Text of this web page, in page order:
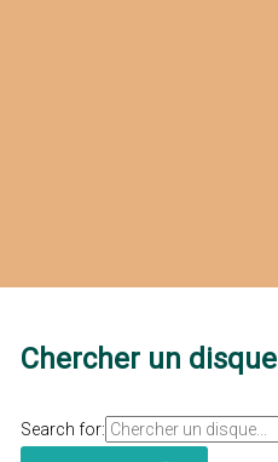
Chercher un disque
Search for: